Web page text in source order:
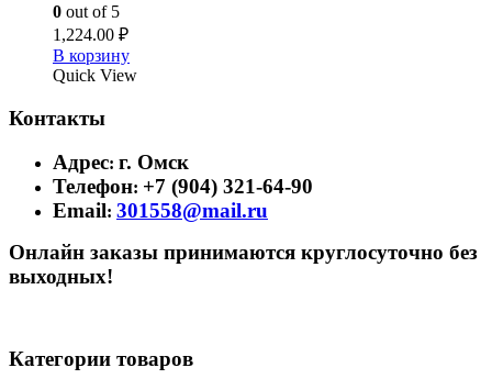
0 out of 5
1,224.00 ₽
В корзину
Quick View
Контакты
Адрес: г. Омск
Телефон: +7 (904) 321-64-90
Email: 301558@mail.ru
Онлайн заказы принимаются круглосуточно без
выходных!
Категории товаров